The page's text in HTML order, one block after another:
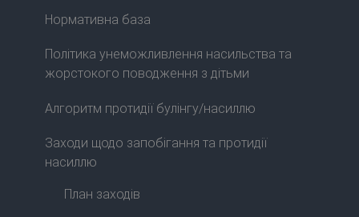
Нормативна база
Політика унеможливлення насильства та
жорстокого поводження з дітьми
Алгоритм протидії булінгу/насиллю
Заходи щодо запобігання та протидії
насиллю
План заходів